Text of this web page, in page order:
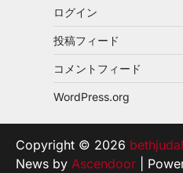
ログイン
投稿フィード
コメントフィード
WordPress.org
Copyright © 2026
News by Ascendoor |